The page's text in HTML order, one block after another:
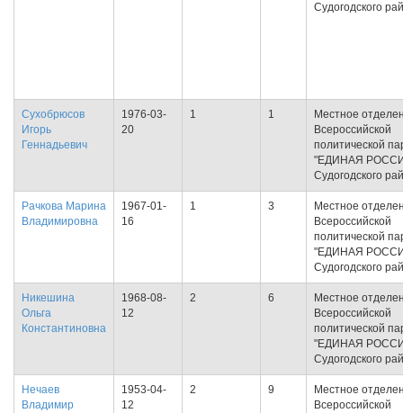
Судогодского
Сухобрюсов
Игорь
Геннадьевич
1976-03-
20
1 1
Местное
Всероссийской
политической
"ЕДИНАЯ
Судогодского
Рачкова Марина
Владимировна
1967-01-
16
1 3
Местное
Всероссийской
политической
"ЕДИНАЯ
Судогодского
Никешина
Ольга
Константиновна
1968-08-
12
2 6
Местное
Всероссийской
политической
"ЕДИНАЯ
Судогодского
Нечаев
Владимир
1953-04-
12
2 9
Местное
Всероссийской